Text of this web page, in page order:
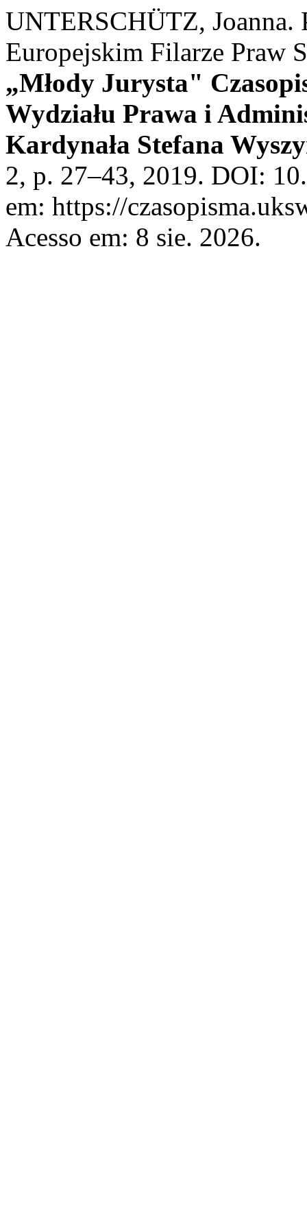
UNTERSCHÜTZ, Joanna.
Europejskim Filarze Praw
„Młody Jurysta"
Wydziału Prawa i
Kardynała Stefana
2, p. 27–43, 2019. DOI:
em: https://
Acesso em: 8 sie. 2026.